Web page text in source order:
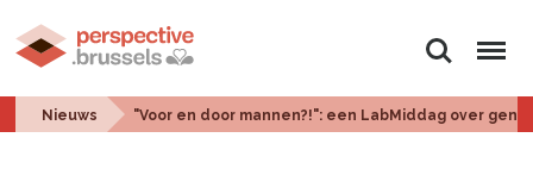
Zoeken Menu
Nieuws "Voor en door mannen?!": een LabMiddag over